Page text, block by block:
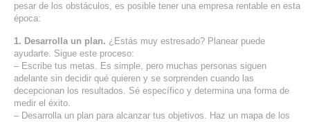
PAGINA WEB CON MANEJADOR DE CONTENIDOS
PAGINA WEB CON CATÁLOGO DE PRODUCTOS
PAGINAS WEB A MEDIDA
APPS PARA NEGOCIOS
pesar de los obstáculos, es posible tener una empresa rentable en esta
época:
1. Desarrolla un plan. ¿Estás muy estresado? Planear puede
ayudarte. Sigue este proceso:
– Escribe tus metas. Es simple, pero muchas personas siguen
adelante sin decidir qué quieren y se sorprenden cuando las
decepcionan los resultados. Sé específico y determina una forma de
medir el éxito.
– Desarrolla un plan para alcanzar tus objetivos. Haz un mapa de los